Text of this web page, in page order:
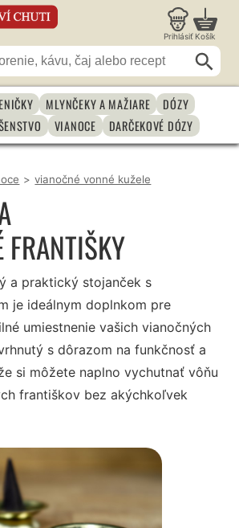
Prihlásiť Košík
MLYNČEKY A MAŽIARE
DÓZY
VIANOCE DARČEKOVÉ DÓZY
> vianočné vonné kužele
FRANTIŠKY
a praktický stojanček s
je ideálnym doplnkom pre
umiestnenie vašich vianočných
s dôrazom na funkčnosť a
si môžete naplno vychutnať vôňu
františkov bez akýchkoľvek